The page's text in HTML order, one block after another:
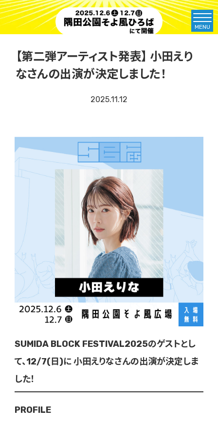
MENU
【第二弾アーティスト発表】 小田えり
なさんの出演が決定しました！
2025.11.12
SUMIDA BLOCK FESTIVAL2025のゲストとし
て、12/7(日)に 小田えりなさんの出演が決定しま
した！
PROFILE